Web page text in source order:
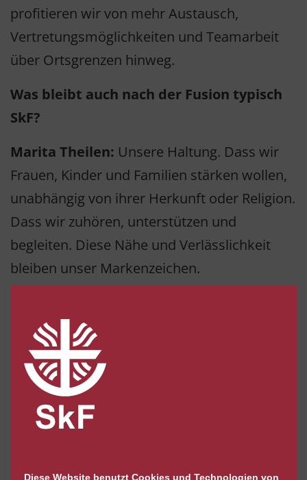
profitieren wir von mehr Austausch,
Vertretungsmöglichkeiten und Teamarbeit
über Ortsgrenzen hinweg.
Was bleibt auch nach der Fusion typisch
SkF?
Marita Theilen: Unsere Haltung. Dass wir
Frauen, Kinder und Familien stärken wollen,
unabhängig von ihrer Herkunft oder Religion.
Dass wir zuhören, unterstützen und
begleiten. Diese Nähe und Verlässlichkeit
bleiben unser Markenzeichen.
als Frauenfachverband. Auch wenn wir jetzt
größer sind: Wir sind weiterhin lokal
verwurzelt, präsent und ansprechbar.
Gab es auch Bedenken im
Fusionsprozess?
Diese Website benutzt Cookies und Technologien von